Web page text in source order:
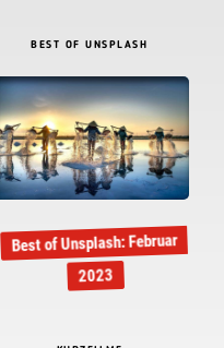
BEST OF UNSPLASH
Best of Unsplash: Februar
2023